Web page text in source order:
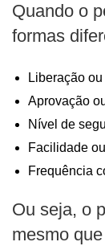
Quando o
formas
Liberação
Aprovação
Nível de
Facilidade
Frequência
Ou seja, o
mesmo